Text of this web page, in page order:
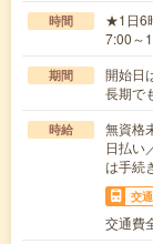
時間
★1日6
7:00～
期間
開始日
長期で
時給
無資格
日払い
は手続
交
交通費